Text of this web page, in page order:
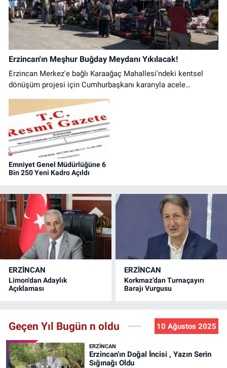
Erzincan'ın Meşhur Buğday Meydanı Yıkılacak!
Erzincan Merkez'e bağlı Karaağaç Mahallesi'ndeki kentsel
dönüşüm projesi için Cumhurbaşkanı kararıyla acele
Emniyet Genel Müdürlüğüne 6
Bin 250 Yeni Kadro Açıldı
ERZINCAN
Limon'dan Adaylık
Açıklaması
ERZINCAN
Korkmaz’dan Turnaçayırı
Barajı Vurgusu
Geçen Yıl Bugün n oldu 10 Ağustos 2025
ERZINCAN
Erzincan’ın Doğal İncisi , Yazın Serin
Sığınağı Oldu